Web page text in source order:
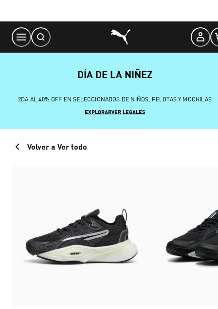
Content
DÍA DE LA NIÑEZ
2DA AL 40% OFF EN SELECCIONADOS DE NIÑOS, PELOTAS Y MOCHILAS
EXPLORARVER LEGALES
Volver a Ver todo